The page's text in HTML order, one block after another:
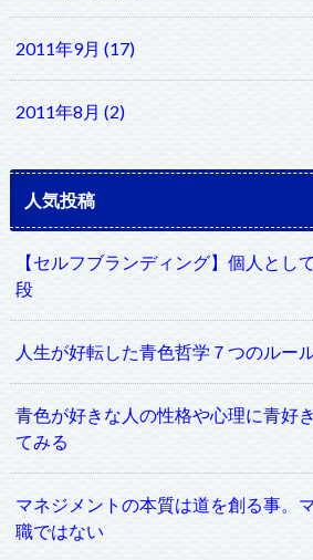
2011年9月 (17)
2011年8月 (2)
人気投稿
【セルフブランディング】個人とし
段
人生が好転した青色哲学７つのルー
青色が好きな人の性格や心理に青好
てみる
マネジメントの本質は道を創る事。
職ではない